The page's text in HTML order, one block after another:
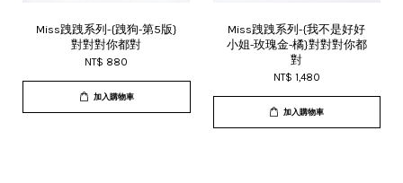
Miss跩跩系列-{跩狗-第5版}
對對對你都對
NT$ 880
加入購物車
Miss跩跩系列-{我不是好好
小姐-玫瑰金-橘}對對對你都
對
NT$ 1,480
加入購物車